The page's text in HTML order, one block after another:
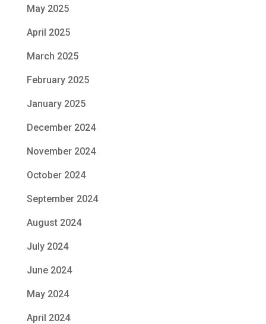
May 2025
April 2025
March 2025
February 2025
January 2025
December 2024
November 2024
October 2024
September 2024
August 2024
July 2024
June 2024
May 2024
April 2024